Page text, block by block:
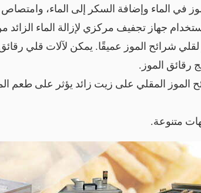
في الماء وإضافة السكر إلى الماء،
جهاز تجفيف مركزي لإزالة الماء الزائد
شرائح الموز عميقًا. يمكن لآلات قلي
رقائق الموز.
الموز المقلي على زيت زائد يؤثر على طعم
متنوعة.